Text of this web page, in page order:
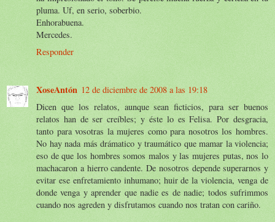
pluma. Uf, en serio, soberbio.
Enhorabuena.
Mercedes.
Responder
XoseAntón 12 de diciembre de 2008 a las 19:18
Dicen que los relatos, aunque sean ficticios, para ser buenos
relatos han de ser creíbles; y éste lo es Felisa. Por desgracia,
tanto para vosotras la mujeres como para nosotros los hombres.
No hay nada más drámatico y traumático que mamar la violencia;
eso de que los hombres somos malos y las mujeres putas, nos lo
machacaron a hierro candente. De nosotros depende superarnos y
evitar ese enfretamiento inhumano; huir de la violencia, venga de
donde venga y aprender que nadie es de nadie; todos sufrimmos
cuando nos agreden y disfrutamos cuando nos tratan con cariño.